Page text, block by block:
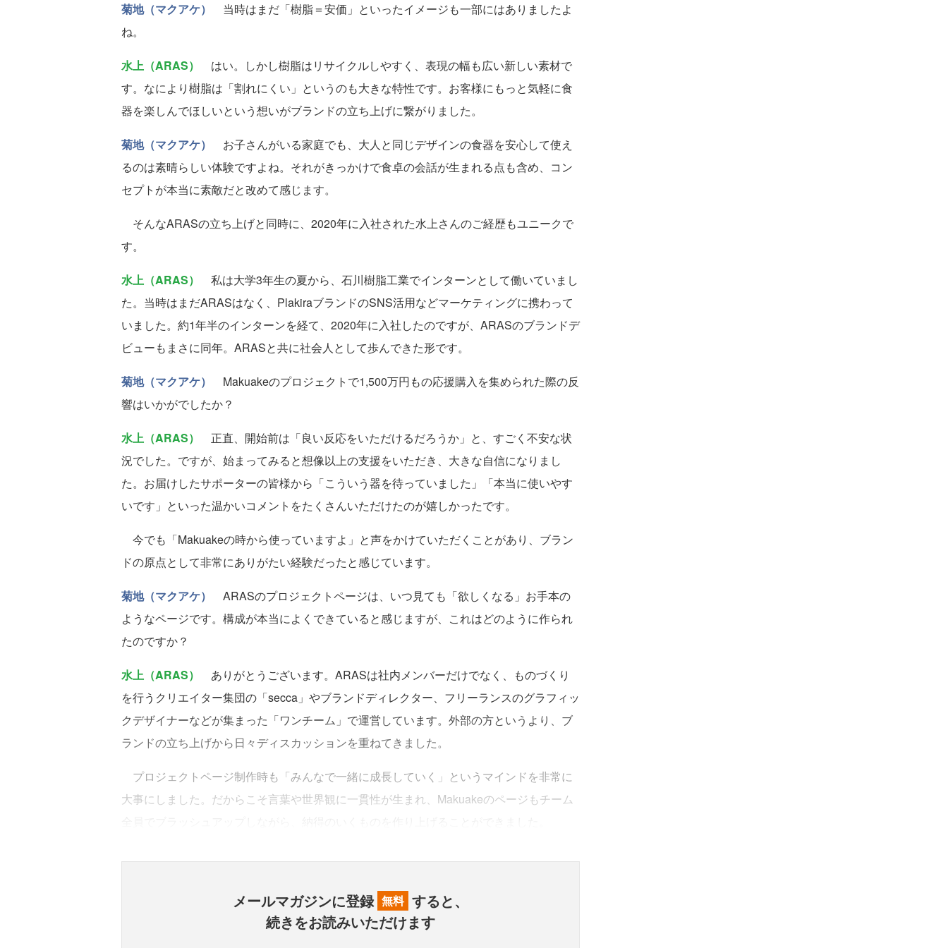
菊地（マクアケ）
当時はまだ「樹脂＝安価」といったイメージも一部にはありましたよ
ね。
水上（ARAS）
はい。しかし樹脂はリサイクルしやすく、表現の幅も広い新しい素材で
す。なにより樹脂は「割れにくい」というのも大きな特性です。お客様にもっと気軽に食
器を楽しんでほしいという想いがブランドの立ち上げに繋がりました。
菊地（マクアケ）
お子さんがいる家庭でも、大人と同じデザインの食器を安心して使え
るのは素晴らしい体験ですよね。それがきっかけで食卓の会話が生まれる点も含め、コン
セプトが本当に素敵だと改めて感じます。
そんなARASの立ち上げと同時に、2020年に入社された水上さんのご経歴もユニークで
す。
水上（ARAS）
私は大学3年生の夏から、石川樹脂工業でインターンとして働いていまし
た。当時はまだARASはなく、PlakiraブランドのSNS活用などマーケティングに携わって
いました。約1年半のインターンを経て、2020年に入社したのですが、ARASのブランドデ
ビューもまさに同年。ARASと共に社会人として歩んできた形です。
菊地（マクアケ）
Makuakeのプロジェクトで1,500万円もの応援購入を集められた際の反
響はいかがでしたか？
水上（ARAS）
正直、開始前は「良い反応をいただけるだろうか」と、すごく不安な状
況でした。ですが、始まってみると想像以上の支援をいただき、大きな自信になりまし
た。お届けしたサポーターの皆様から「こういう器を待っていました」「本当に使いやす
いです」といった温かいコメントをたくさんいただけたのが嬉しかったです。
今でも「Makuakeの時から使っていますよ」と声をかけていただくことがあり、ブラン
ドの原点として非常にありがたい経験だったと感じています。
菊地（マクアケ）
ARASのプロジェクトページは、いつ見ても「欲しくなる」お手本の
ようなページです。構成が本当によくできていると感じますが、これはどのように作られ
たのですか？
水上（ARAS）
ありがとうございます。ARASは社内メンバーだけでなく、ものづくり
を行うクリエイター集団の「secca」やブランドディレクター、フリーランスのグラフィッ
クデザイナーなどが集まった「ワンチーム」で運営しています。外部の方というより、ブ
ランドの立ち上げから日々ディスカッションを重ねてきました。
プロジェクトページ制作時も「みんなで一緒に成長していく」というマインドを非常に
大事にしました。だからこそ言葉や世界観に一貫性が生まれ、Makuakeのページもチーム
メールマガジンに登録 無料 すると、
続きをお読みいただけます